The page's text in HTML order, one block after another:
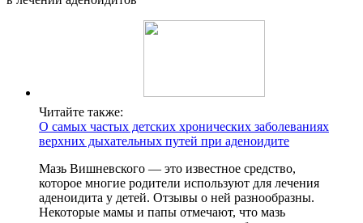
Читайте также:
О самых частых детских хронических заболеваниях
верхних дыхательных путей при аденоидите
Мазь Вишневского — это известное средство,
которое многие родители используют для лечения
аденоидита у детей. Отзывы о ней разнообразны.
Некоторые мамы и папы отмечают, что мазь